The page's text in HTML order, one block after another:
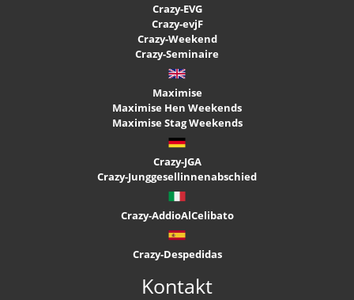
Crazy-EVG
Crazy-evjF
Crazy-Weekend
Crazy-Seminaire
Maximise
Maximise Hen Weekends
Maximise Stag Weekends
Crazy-JGA
Crazy-Junggesellinnenabschied
Crazy-AddioAlCelibato
Crazy-Despedidas
Kontakt